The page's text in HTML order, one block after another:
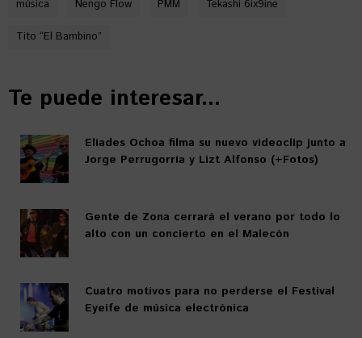
música Ñengo Flow PMM Tekashi 6ix9ine
Tito “El Bambino”
Te puede interesar...
Eliades Ochoa filma su nuevo videoclip junto a
Jorge Perrugorría y Lizt Alfonso (+Fotos)
Gente de Zona cerrará el verano por todo lo
alto con un concierto en el Malecón
Cuatro motivos para no perderse el Festival
Eyeife de música electrónica